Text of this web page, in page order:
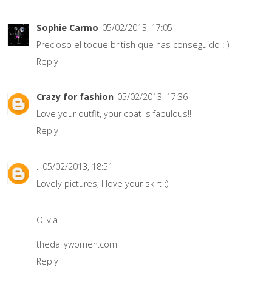
Sophie Carmo 05/02/2013, 17:05
Precioso el toque british que has conseguido :-)
Reply
Crazy for fashion 05/02/2013, 17:36
Love your outfit, your coat is fabulous!!
Reply
. 05/02/2013, 18:51
Lovely pictures, I love your skirt :)
Olivia
thedailywomen.com
Reply